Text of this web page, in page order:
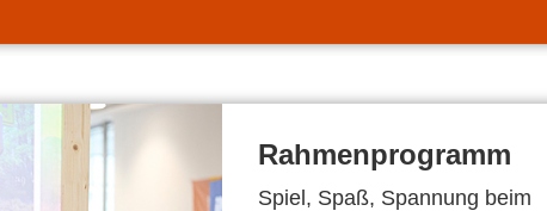
Rahmenprogramm
Spiel, Spaß, Spannung beim